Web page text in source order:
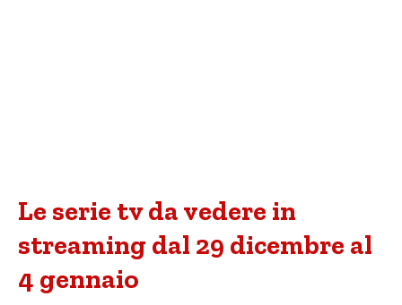
Le serie tv da vedere in
streaming dal 29 dicembre al
4 gennaio